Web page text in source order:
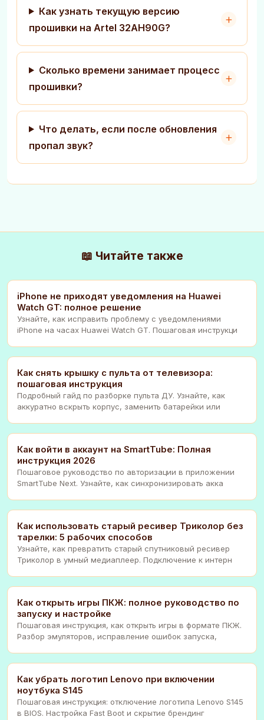
Как узнать текущую версию
прошивки на Artel 32AH90G?
Сколько времени занимает процесс
прошивки?
Что делать, если после обновления
пропал звук?
📖 Читайте также
iPhone не приходят уведомления на Huawei
Watch GT: полное решение
Узнайте, как исправить проблему с уведомлениями
iPhone на часах Huawei Watch GT. Пошаговая инструкци
Как снять крышку с пульта от телевизора:
пошаговая инструкция
Подробный гайд по разборке пульта ДУ. Узнайте, как
аккуратно вскрыть корпус, заменить батарейки или
Как войти в аккаунт на SmartTube: Полная
инструкция 2026
Пошаговое руководство по авторизации в приложении
SmartTube Next. Узнайте, как синхронизировать акка
Как использовать старый ресивер Триколор без
тарелки: 5 рабочих способов
Узнайте, как превратить старый спутниковый ресивер
Триколор в умный медиаплеер. Подключение к интерн
Как открыть игры ПКЖ: полное руководство по
запуску и настройке
Пошаговая инструкция, как открыть игры в формате ПКЖ.
Разбор эмуляторов, исправление ошибок запуска,
Как убрать логотип Lenovo при включении
ноутбука S145
Пошаговая инструкция: отключение логотипа Lenovo S145
в BIOS. Настройка Fast Boot и скрытие брендинг